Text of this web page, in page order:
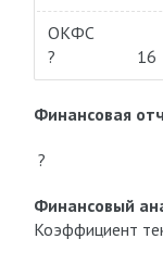
ОКФС
?
16
Финансовая
?
Финансовый
Коэффициент